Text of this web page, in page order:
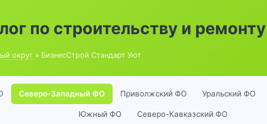
по строительству и ремонту
округ » БизнесСтрой Стандарт Уют
Северо-Западный ФО Приволжский ФО Уральский ФО
Южный ФО Северо-Кавказский ФО